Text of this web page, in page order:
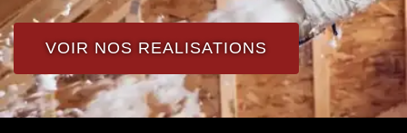
VOIR NOS REALISATIONS